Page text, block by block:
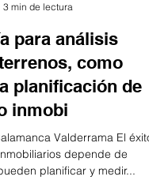
3 min de lectura
para análisis
como
planificación de
inmobi
Valderrama El éxito
depende de
planificar y medir...